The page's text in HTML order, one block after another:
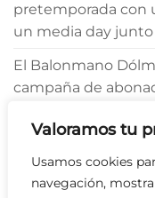
Valoramos tu
Usamos cookies
navegación,
pretemporada con
un media day
El Balonmano
campaña de
Julio Morgado
Dólmenes